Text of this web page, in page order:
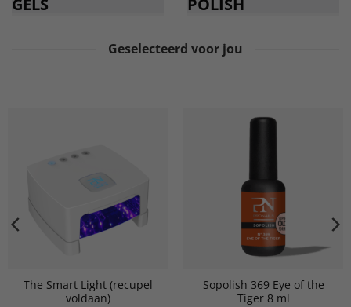
GELS
POLISH
Geselecteerd voor jou
The Smart Light (recupel
voldaan)
Sopolish 369 Eye of the
Tiger 8 ml